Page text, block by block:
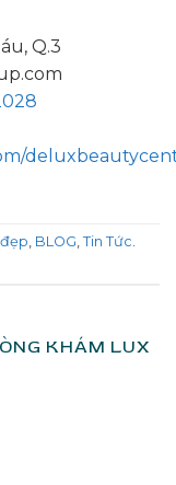
Q.3
, BLOG, Tin Tức.
KHÁM LUX